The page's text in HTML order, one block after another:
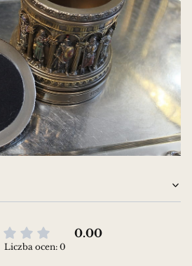
0.00
Liczba ocen: 0